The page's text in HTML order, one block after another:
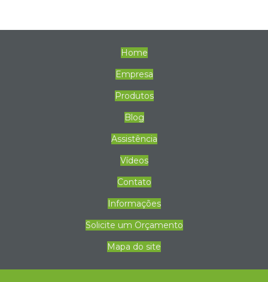
Home
Empresa
Produtos
Blog
Assistência
Vídeos
Contato
Informações
Solicite um Orçamento
Mapa do site